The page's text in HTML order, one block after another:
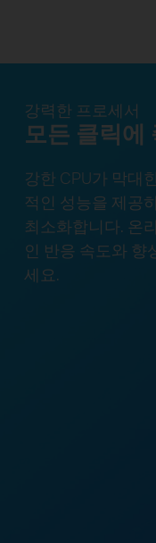
강력한 프로세서
모든 클릭에
강한 CPU가 막대
적인 성능을 제공
최소화합니다. 온
인 반응 속도와 향
세요.